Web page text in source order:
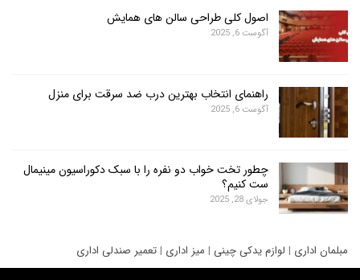
اصول کلی طراحی سالن های همایش
آگوست 6, 2025
راهنمای انتخاب بهترین درب ضد سرقت برای منزل
آگوست 6, 2025
چطور تخت خواب دو نفره را با سبک دکوراسیون مینیمال
ست کنیم؟
جولای 28, 2025
|لوازم یدکی چینی|میز اداری| تعمیر صندلی اداری